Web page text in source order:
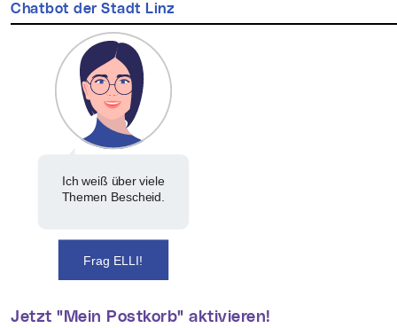
Chatbot der Stadt Linz
Ich weiß über viele
Themen Bescheid.
Frag ELLI!
Jetzt "Mein Postkorb" aktivieren!